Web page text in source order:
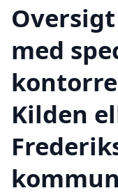
med
Kilden